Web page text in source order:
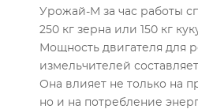
Урожай-М за час работы
250 кг зерна или 150 кг
Мощность двигателя для
измельчителей составляет
Она влияет не только на
но и на потребление